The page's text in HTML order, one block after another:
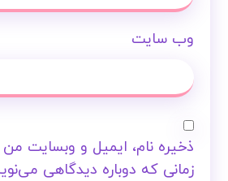
وب‌ سایت
ذخیره نام، ایمیل و وبسایت من
زمانی که دوباره دیدگاهی